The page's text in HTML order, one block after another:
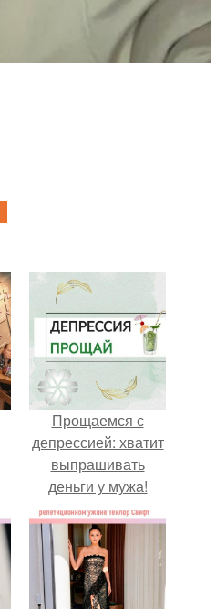
Прощаемся с
депрессией: хватит
выпрашивать
деньги у мужа!